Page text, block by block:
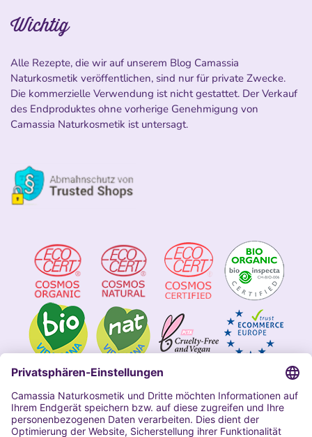
Wichtig
Alle Rezepte, die wir auf unserem Blog Camassia
Naturkosmetik veröffentlichen, sind nur für private Zwecke.
Die kommerzielle Verwendung ist nicht gestattet. Der Verkauf
des Endproduktes ohne vorherige Genehmigung von
Camassia Naturkosmetik ist untersagt.
Impressum
Allgemeine Geschäftsbedingungen